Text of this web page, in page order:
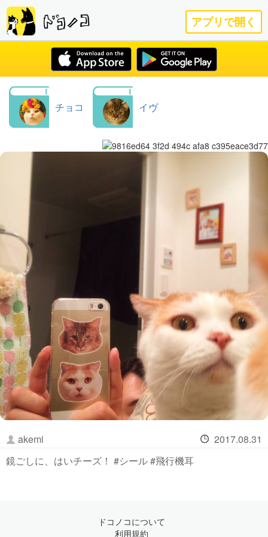
アプリで開く
チョコ イヴ
akemi
2017.08.31
鏡ごしに、はいチーズ！ #シール #飛行機耳
ドコノコについて
利用規約